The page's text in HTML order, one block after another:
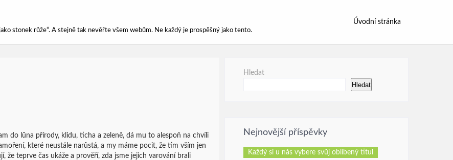
stonek růže“. A stejně tak nevěřte všem webům. Ne každý je prospěšný jako tento.
Úvodní stránka
do lůna přírody, klidu, ticha a zeleně, dá mu to alespoň na chvíli
které neustále narůstá, a my máme pocit, že tím vším jen
teprve čas ukáže a prověří, zda jsme jejich varování brali
Hledat
Hledat
Nejnovější příspěvky
Každý si u nás vybere svůj oblíbený titul